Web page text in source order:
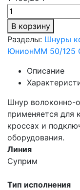
В корзину
Разделы: Шнуры
ЮнионMM 50/125
Описание
Шнур волоконно-
применяется для
кроссах и
оборудования.
Линия
Суприм
Тип исполнения